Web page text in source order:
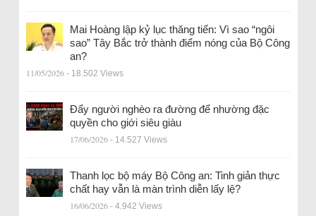
Mai Hoàng lập kỷ lục thăng tiến: Vì sao “ngôi
sao” Tây Bắc trở thành điểm nóng của Bộ Công
an?
11/05/2026 - 18.502 Views
Đẩy người nghèo ra đường để nhường đặc
quyền cho giới siêu giàu
17/06/2026 - 14.527 Views
Thanh lọc bộ máy Bộ Công an: Tinh giản thực
chất hay vẫn là màn trình diễn lấy lệ?
16/06/2026 - 4.942 Views